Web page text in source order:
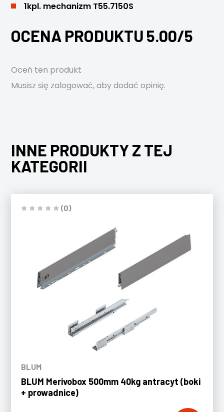
1kpl. mechanizm T55.7150S
OCENA PRODUKTU 5.00/5
Oceń ten produkt
Musisz się zalogować, aby dodać opinię.
INNE PRODUKTY Z TEJ
KATEGORII
(0)
BLUM
BLUM Merivobox 500mm 40kg antracyt (boki
+ prowadnice)